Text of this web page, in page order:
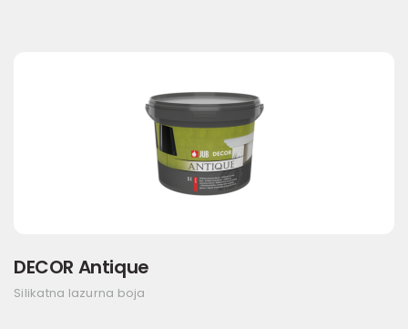
DECOR Antique
Silikatna lazurna boja